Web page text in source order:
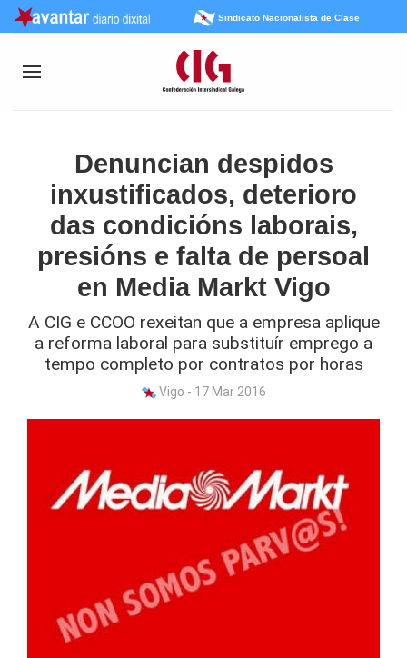
Sindicato Nacionalista de Clase
Denuncian despidos
inxustificados, deterioro
das condicións laborais,
presións e falta de persoal
en Media Markt Vigo
A CIG e CCOO rexeitan que a empresa aplique
a reforma laboral para substituír emprego a
tempo completo por contratos por horas
Vigo - 17 Mar 2016